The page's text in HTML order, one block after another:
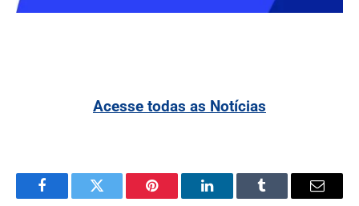
Acesse todas as Notícias
FacebookTwitter Pinterest LinkedInTumblr Email